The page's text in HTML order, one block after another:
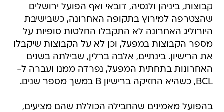
קבוצות, ביניהן ולנסיה, דובאי ואף הפועל ירושלים
שהצטרפה למירוץ בתקופה האחרונה, כשבישיבת
היורוליג האחרונה לא התקבלו החלטות סופיות על
מספר הקבוצות במפעל, וכן לא על הקבוצות שיקבלו
את הרישיון. בינתיים, אלבה ברלין, שבילתה בשנים
האחרונות בתחתית המפעל, נפרדה ממנו ועברה ל-
BCL, כשהיא החזיקה ברישיון B במשך מספר שנים.
בהפועל מאמינים שהחבילה הכוללת שהם מציעים,